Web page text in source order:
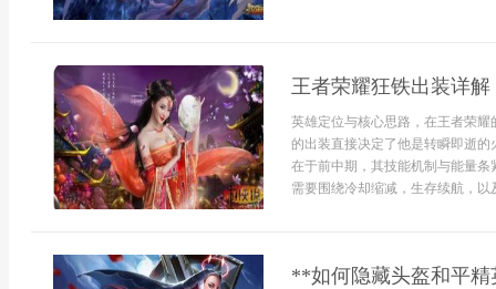
王者荣耀狂铁出装详
英雄定位与核心思路，在王者荣
的出装直接决定了他是转瞬即逝
在于前中期，其技能机制与能量
需要围绕冷却缩减，生存续航，
**如何隐藏头盔和平